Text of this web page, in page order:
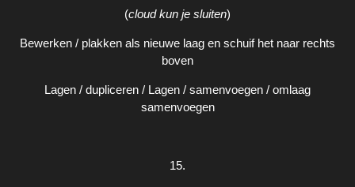
(cloud kun je sluiten)
Bewerken / plakken als nieuwe laag en schuif het naar rechts
boven
Lagen / dupliceren / Lagen / samenvoegen / omlaag
samenvoegen
15.